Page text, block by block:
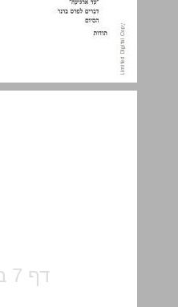
פתיחה ... 7